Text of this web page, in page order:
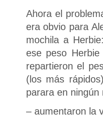
Ahora el
era obvio para
mochila a
ese peso
repartieron el
(los más
parara en
– aumentaron la